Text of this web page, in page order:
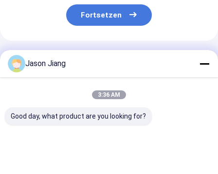
Fortsetzen
Empfohlene Produkte
Jason Jiang
3:36 AM
Good day, what product are you looking for?